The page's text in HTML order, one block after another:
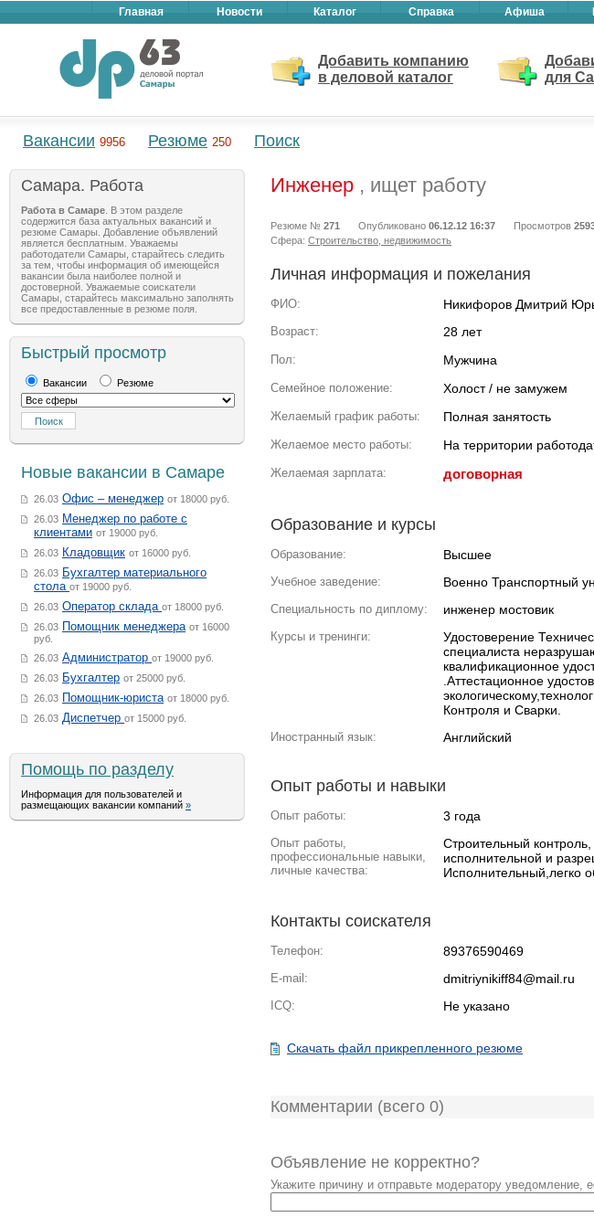
Главная Новости Каталог Справка Афиша
Добавить компанию
в деловой каталог
для
Вакансии 9956 Резюме 250 Поиск
Самара. Работа
Работа в Самаре . В этом разделе
содержится база актуальных вакансий и
резюме Самары. Добавление объявлений
является бесплатным. Уважаемы
работодатели Самары, старайтесь следить
за тем, чтобы информация об имеющейся
вакансии была наиболее полной и
достоверной. Уважаемые соискатели
Самары, старайтесь максимально заполнять
все предоставленные в резюме поля.
Быстрый просмотр
Вакансии Резюме
Новые вакансии в Самаре
26.03 Офис – менеджер от 18000 руб.
26.03 Менеджер по работе с
клиентами от 19000 руб.
26.03 Кладовщик от 16000 руб.
26.03 Бухгалтер материального
стола от 19000 руб.
26.03 Оператор склада от 18000 руб.
26.03 Помощник менеджера от 16000
руб.
26.03 Администратор от 19000 руб.
26.03 Бухгалтер от 25000 руб.
26.03 Помощник-юриста от 18000 руб.
26.03 Диспетчер от 15000 руб.
Помощь по разделу
Информация для пользователей и
размещающих вакансии компаний »
Инженер , ищет работу
Резюме № 271 Опубликовано 06.12.12 16:37 Просмотров
Сфера: Строительство, недвижимость
Личная информация и пожелания
ФИО: Никифоров Дмитрий
Возраст: 28 лет
Пол: Мужчина
Семейное положение: Холост / не замужем
Желаемый график работы: Полная занятость
Желаемое место работы: На территории
Желаемая зарплата: договорная
Образование и курсы
Образование: Высшее
Учебное заведение: Военно Транспортный
Специальность по диплому: инженер мостовик
Курсы и тренинги:
Удостоверение
специалиста
квалификационное
.Аттестационное
Контроля и Сварки.
Иностранный язык: Английский
Опыт работы и навыки
Опыт работы: 3 года
Опыт работы,
профессиональные навыки,
личные качества:
Строительный
исполнительной и
Исполнительный,легко
Контакты соискателя
Телефон: 89376590469
E-mail: dmitriynikiff84@mail.ru
ICQ: Не указано
Скачать файл прикрепленного резюме
Комментарии (всего 0)
Объявление не корректно?
Укажите причину и отправьте модератору уведомление,